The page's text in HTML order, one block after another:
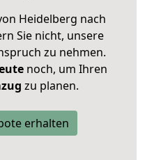
Heidelberg nach
Sie nicht, unsere
zu nehmen.
noch, um Ihren
zu planen.
erhalten